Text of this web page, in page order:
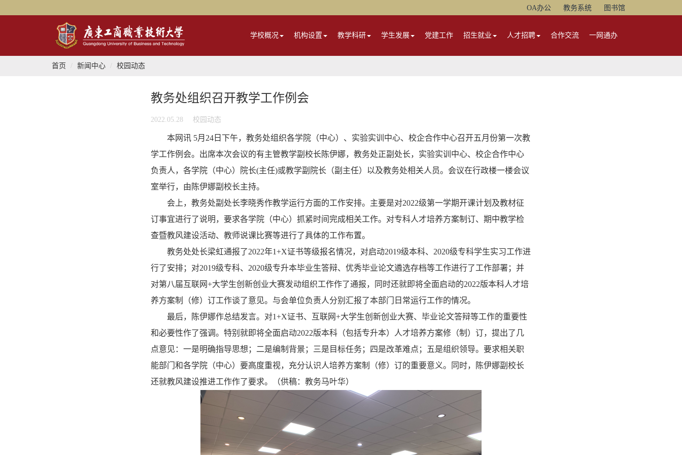
OA办公 教务系统 图书馆
学校概况 机构设置 教学科研 学生发展 党建工作 招生就业 人才招聘 合作交流 一网通办
首页 新闻中心 校园动态
教务处组织召开教学工作例会
2022.05.28 校园动态
本网讯 5月24日下午，教务处组织各学院（中心）、实验实训中心、校企合作中心召开五月份第一次教
学工作例会。出席本次会议的有主管教学副校长陈伊娜，教务处正副处长，实验实训中心、校企合作中心
负责人，各学院（中心）院长(主任)或教学副院长（副主任）以及教务处相关人员。会议在行政楼一楼会议
室举行，由陈伊娜副校长主持。
会上，教务处副处长李晓秀作教学运行方面的工作安排。主要是对2022级第一学期开课计划及教材征
订事宜进行了说明，要求各学院（中心）抓紧时间完成相关工作。对专科人才培养方案制订、期中教学检
查暨教风建设活动、教师说课比赛等进行了具体的工作布置。
教务处处长梁虹通报了2022年1+X证书等级报名情况，对启动2019级本科、2020级专科学生实习工作进
行了安排；对2019级专科、2020级专升本毕业生答辩、优秀毕业论文遴选存档等工作进行了工作部署；并
对第八届互联网+大学生创新创业大赛发动组织工作作了通报，同时还就即将全面启动的2022版本科人才培
养方案制（修）订工作谈了意见。与会单位负责人分别汇报了本部门日常运行工作的情况。
最后，陈伊娜作总结发言。对1+X证书、互联网+大学生创新创业大赛、毕业论文答辩等工作的重要性
和必要性作了强调。特别就即将全面启动2022版本科（包括专升本）人才培养方案修（制）订，提出了几
点意见：一是明确指导思想；二是编制背景；三是目标任务；四是改革难点；五是组织领导。要求相关职
能部门和各学院（中心）要高度重视，充分认识人培养方案制（修）订的重要意义。同时，陈伊娜副校长
还就教风建设推进工作作了要求。（供稿：教务马叶华）